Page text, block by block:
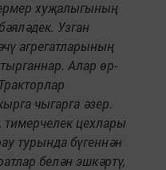
хуҗалыгының
Узган
агрегатларының
Алар өр-
чыгарга әзер.
цехлары
турында бүгеннән
белән эшкәртү,